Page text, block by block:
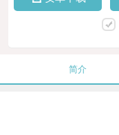
简介